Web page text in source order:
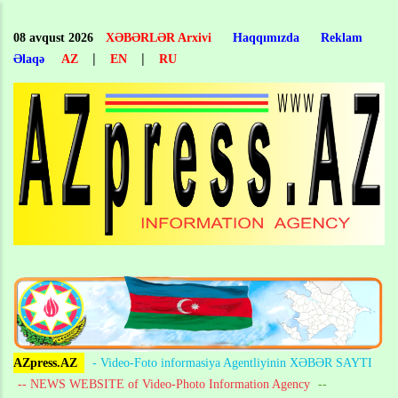
main
content
08 avqust 2026 XƏBƏRLƏR Arxivi Haqqımızda
Reklam
Əlaqə
AZ | EN | RU
AZpress.AZ
- Video-Foto informasiya Agentliyinin XƏBƏR SAYTI
-- NEWS WEBSITE of Video-Photo Information Agency --